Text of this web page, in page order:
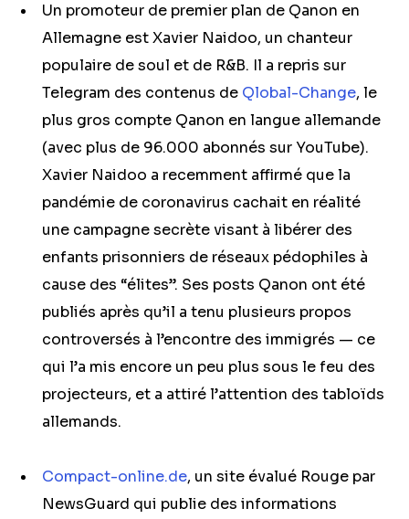
Un promoteur de premier plan de Qanon en
Allemagne est Xavier Naidoo, un chanteur
populaire de soul et de R&B. Il a repris sur
Telegram des contenus de Qlobal-Change, le
plus gros compte Qanon en langue allemande
(avec plus de 96.000 abonnés sur YouTube).
Xavier Naidoo a recemment affirmé que la
pandémie de coronavirus cachait en réalité
une campagne secrète visant à libérer des
enfants prisonniers de réseaux pédophiles à
cause des “élites”. Ses posts Qanon ont été
publiés après qu’il a tenu plusieurs propos
controversés à l’encontre des immigrés — ce
qui l’a mis encore un peu plus sous le feu des
projecteurs, et a attiré l’attention des tabloïds
allemands.
Compact-online.de, un site évalué Rouge par
NewsGuard qui publie des informations